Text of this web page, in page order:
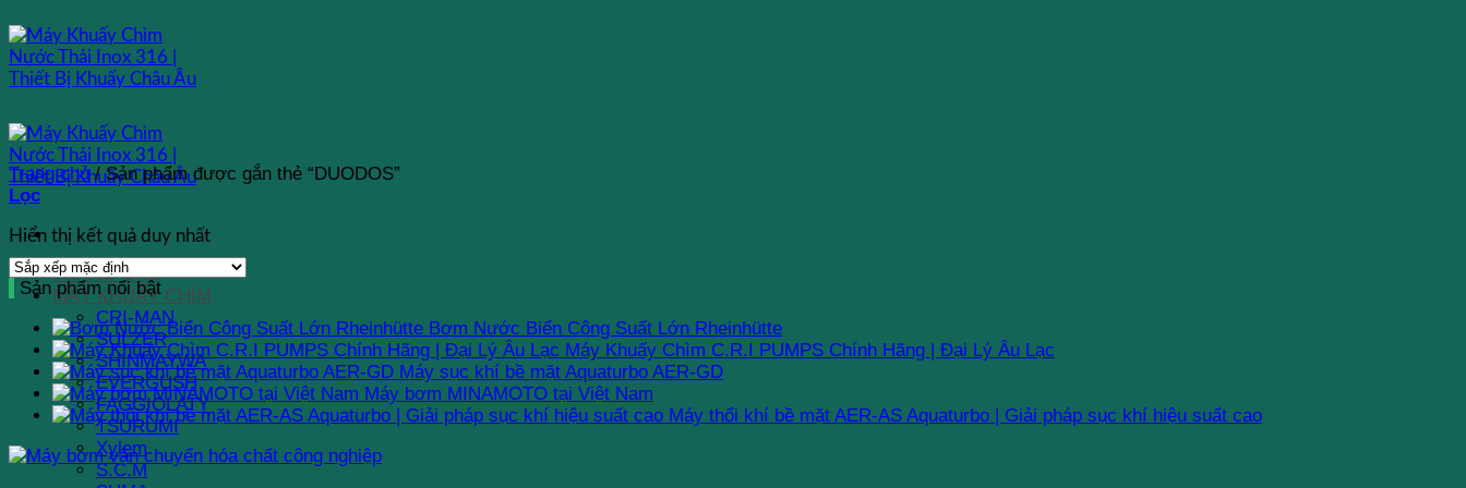
qua
nội
dung
TRANG CHỦ
MÁY KHUẤY CHÌM
CRI-MAN
SULZER
SHINMAYWA
EVERGUSH
FAGGIOLATY
TSURUMI
Xylem
S.C.M
Trang chủ /Sản phẩm được gắn thẻ “DUODOS”
Lọc
Hiển thị kết quả duy nhất
Sản phẩm nổi bật
Bơm Nước Biển Công Suất Lớn Rheinhütte
Máy Khuấy Chìm C.R.I PUMPS Chính Hãng | Đại Lý Âu Lạc
Máy sục khí bề mặt Aquaturbo AER-GD
Máy bơm MINAMOTO tại Việt Nam
Máy thổi khí bề mặt AER-AS Aquaturbo | Giải pháp sục khí hiệu suất cao